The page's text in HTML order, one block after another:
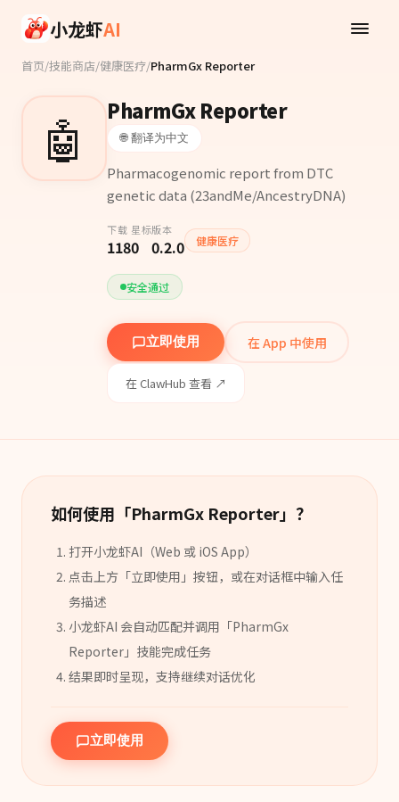
小龙虾AI
首页/技能商店/健康医疗/PharmGx Reporter
🤖 PharmGx Reporter
🌐 翻译为中文
Pharmacogenomic report from DTC
genetic data (23andMe/AncestryDNA)
下载
118
星标
0
版本
0.2.0 健康医疗
安全通过
立即使用 在 App 中使用
在 ClawHub 查看 ↗
如何使用「PharmGx Reporter」？
打开小龙虾AI（Web 或 iOS App）
点击上方「立即使用」按钮，或在对话框中输入任
务描述
小龙虾AI 会自动匹配并调用「PharmGx
Reporter 」 技能完成任务
结果即时呈现，支持继续对话优化
立即使用